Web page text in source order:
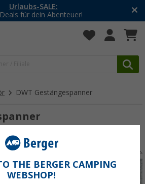
Urlaubs-SALE:
für dein Abenteuer!
DWT Gestängespanner
THE BERGER CAMPING
WEBSHOP!